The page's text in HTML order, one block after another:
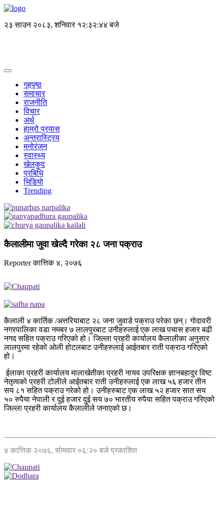
२३ साउन २०८३, शनिवार १२:३२:४४ बजे
गृहपृष्ठ
समाचार
राजनीति
विचार
अर्थ
हाम्रो प्रयास
अन्तरास्ट्रिय
मनोरंजन
स्वास्थ्य
खेलकुद
प्रबिधि
भिडियो
Trending
कैलालीमा जुवा खेल्दै गरेका २८ जना पक्राउ
Reporterकात्तिक ४, २०७६
कैलाली ४ कार्तिक /अत्तरियाबाट २८ जना जुवाडे पक्राउ परेका छन्। गोदावरी
नगरपालिका वडा नमबर ७ लालपुरबाट उनीहरुलाई एक लाख पचास हजार बढी
नगद सहित पक्राउ गरिएको हो। जिल्ला प्रहरी कार्यालय कैलालीका अनुसार
लालपुरमा रहेको ओली होटलबाट उनीहरुलाई आईतबार राती पक्राउ गरिएको
हो।
ईलाका प्रहरी कार्यालय मालाखेतीका प्रहरी नायव उपरिक्षक ज्ञानबहादुर विष्ट
नेतृत्वको प्रहरी टोलीले आईतबार राती उनीहरुलाई एक लाख ५६ हजार तीन
सय ८१ सहित पक्राउ गरेको हो। उनीहरुबाट एक लाख ५२ हजार सात सय
५० रुपैया नेपाली र दुई हजार दुई सय ७० भारतीय रुपैया सहित पक्राउ गरिएको
जिल्ला प्रहरी कार्यालय कैलालीले जनाएको छ।
४ कात्तिक २०७६, सोमवार ०६:२० बजे प्रकाशित